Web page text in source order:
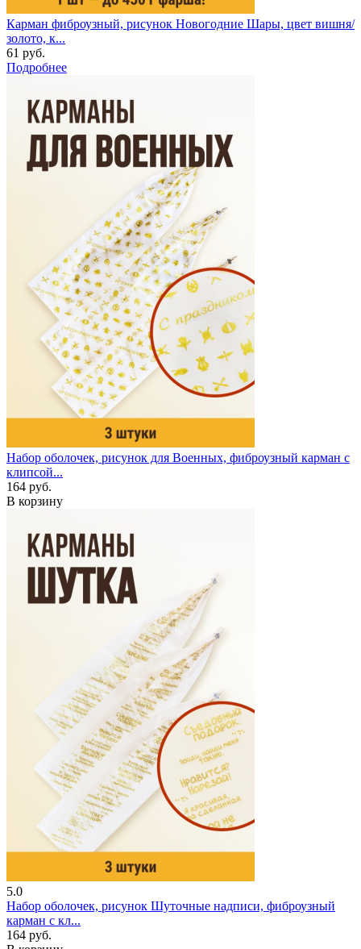
Карман фиброузный, рисунок Новогодние Шары, цвет вишня/
золото, к...
61 руб.
Подробнее
Набор оболочек, рисунок для Военных, фиброузный карман с
клипсой...
164 руб.
В корзину
5.0
Набор оболочек, рисунок Шуточные надписи, фиброузный
карман с кл...
164 руб.